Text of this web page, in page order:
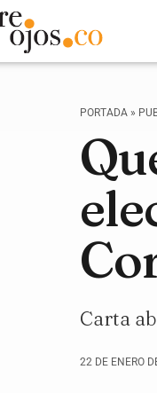
PORTADA »
Carta
22 DE ENERO